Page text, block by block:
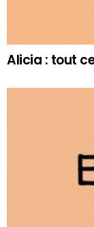
Alicia : tout